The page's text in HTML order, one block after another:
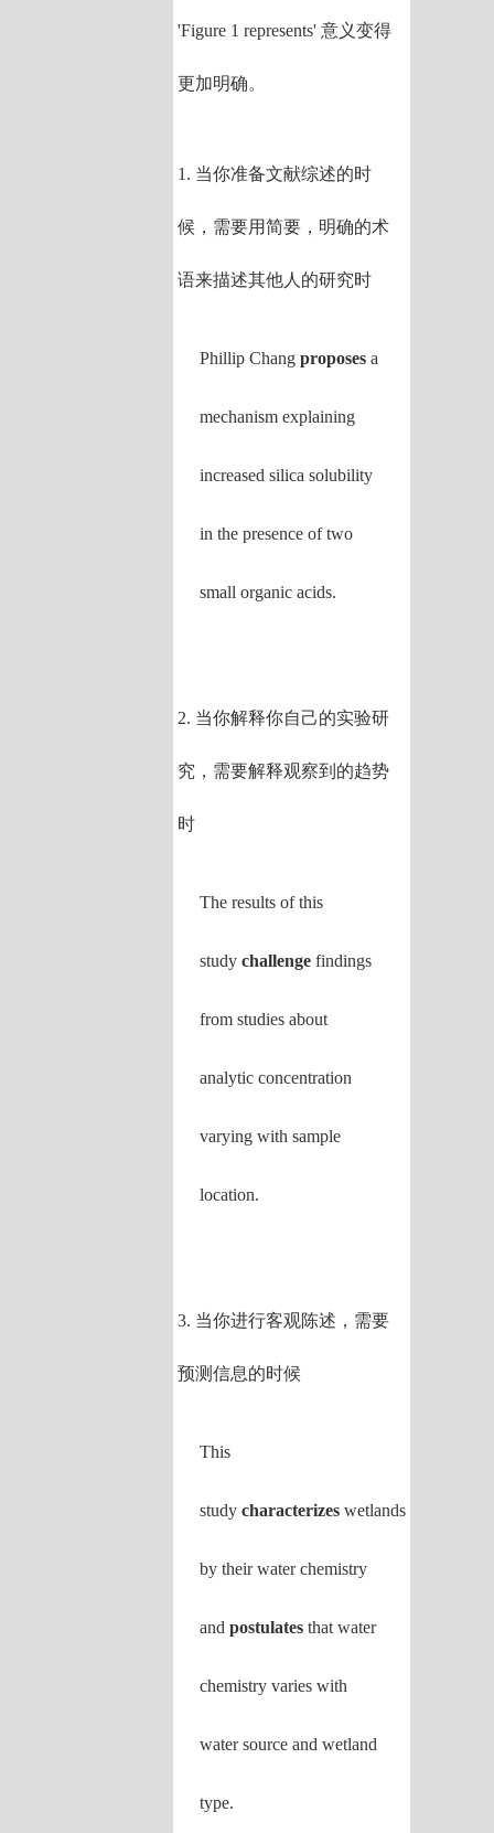
'Figure 1 represents' 意义变得
更加明确。
1. 当你准备文献综述的时
候，需要用简要，明确的术
语来描述其他人的研究时
Phillip Changproposes a
mechanism explaining
increased silica solubility
in the presence of two
small organic acids.
2. 当你解释你自己的实验研
究，需要解释观察到的趋势
时
The results of this
studychallenge findings
from studies about
analytic concentration
varying with sample
location.
3. 当你进行客观陈述，需要
预测信息的时候
This
studycharacterizeswetlands
by their water chemistry
andpostulates that water
chemistry varies with
water source and wetland
type.